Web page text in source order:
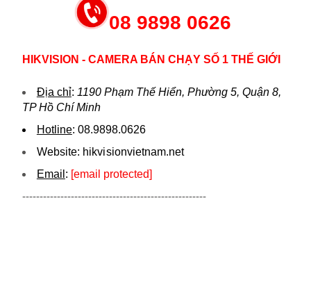
08 9898 0626
HIKVISION - CAMERA BÁN CHẠY SỐ 1 THẾ GIỚI
Địa chỉ: 1190 Phạm Thế Hiển, Phường 5, Quận 8,
TP Hồ Chí Minh
Hotline: 08.9898.0626
Website: hikvi sionvietnam.net
Email : [email protected]
-----------------------------------------------------